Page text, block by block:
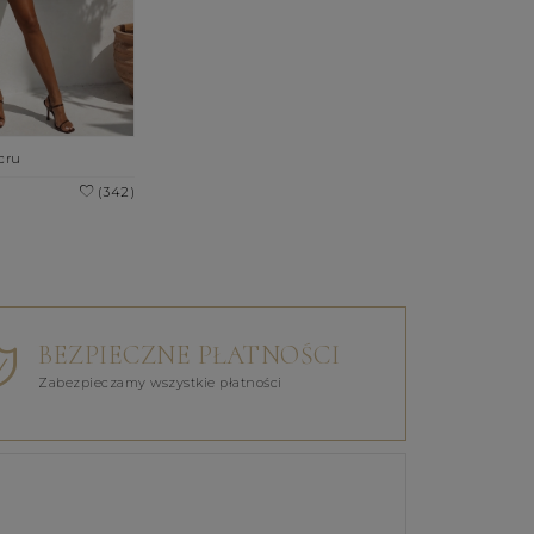
(342)
BEZPIECZNE PŁATNOŚCI
Zabezpieczamy wszystkie płatności